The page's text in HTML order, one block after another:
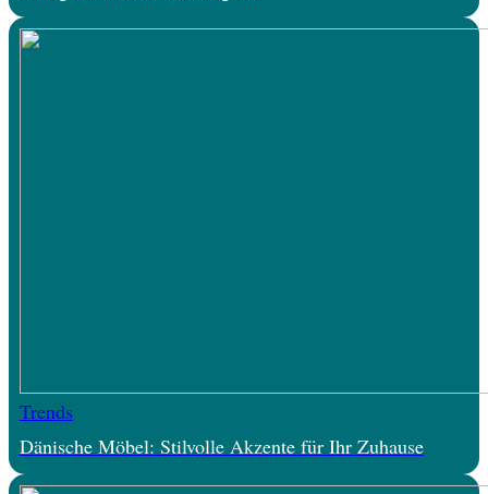
Trends
Dänische Möbel: Stilvolle Akzente für Ihr Zuhause